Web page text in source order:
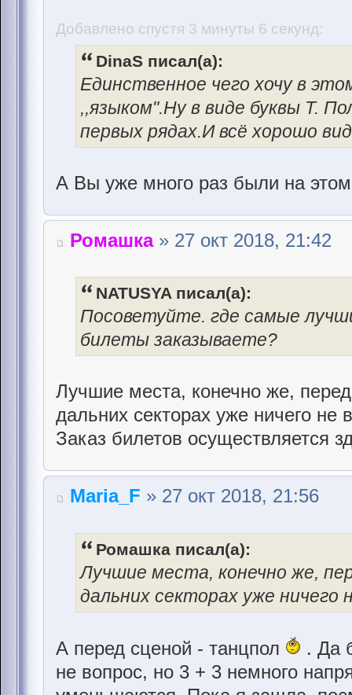
Добавлено спустя 3 минуты 6 секунд:
DinaS писал(а):
Единственное чего хочу в
,,языком".Ну в виде буквы Т.
первых рядах.И всё хорошо
А Вы уже много раз были на этом
Ромашка» 27 окт 2018, 21:42
NATUSYA писал(а):
Посоветуйте. где самые
билеты заказываете?
Лучшие места, конечно же,
дальних секторах уже ничего не
Заказ билетов осуществляется
Maria_F » 27 окт 2018, 21:56
Ромашка писал(а):
Лучшие места, конечно же,
дальних секторах уже ничего
А перед сценой - танцпол
. Да
не вопрос, но 3 + 3 немного